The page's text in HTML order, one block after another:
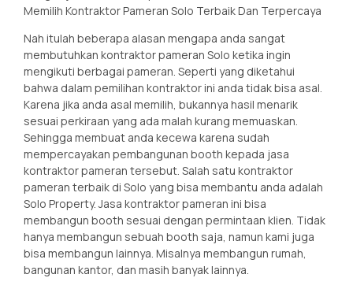
Memilih Kontraktor Pameran Solo Terbaik Dan Terpercaya
Nah itulah beberapa alasan mengapa anda sangat
membutuhkan kontraktor pameran Solo ketika ingin
mengikuti berbagai pameran. Seperti yang diketahui
bahwa dalam pemilihan kontraktor ini anda tidak bisa asal.
Karena jika anda asal memilih, bukannya hasil menarik
sesuai perkiraan yang ada malah kurang memuaskan.
Sehingga membuat anda kecewa karena sudah
mempercayakan pembangunan booth kepada jasa
kontraktor pameran tersebut. Salah satu kontraktor
pameran terbaik di Solo yang bisa membantu anda adalah
Solo Property. Jasa kontraktor pameran ini bisa
membangun booth sesuai dengan permintaan klien. Tidak
hanya membangun sebuah booth saja, namun kami juga
bisa membangun lainnya. Misalnya membangun rumah,
bangunan kantor, dan masih banyak lainnya.